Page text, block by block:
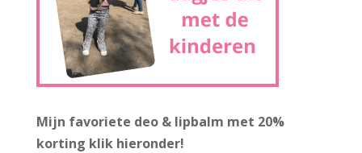
Mijn favoriete deo & lipbalm met 20%
korting klik hieronder!